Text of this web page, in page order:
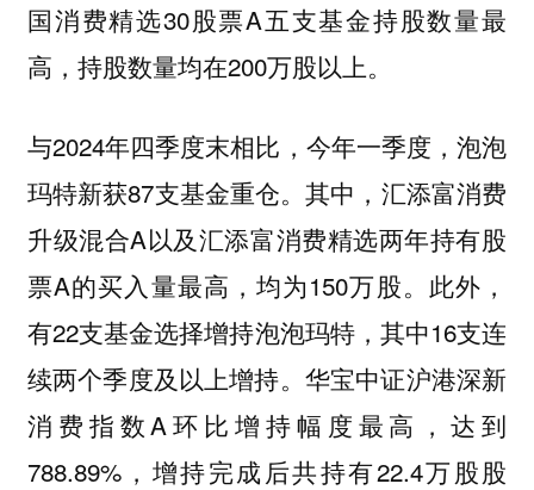
国消费精选30股票A五支基金持股数量最
高，持股数量均在200万股以上。
与2024年四季度末相比，今年一季度，泡泡
玛特新获87支基金重仓。其中，汇添富消费
升级混合A以及汇添富消费精选两年持有股
票A的买入量最高，均为150万股。此外，
有22支基金选择增持泡泡玛特，其中16支连
续两个季度及以上增持。华宝中证沪港深新
消费指数A环比增持幅度最高，达到
788.89%，增持完成后共持有22.4万股股